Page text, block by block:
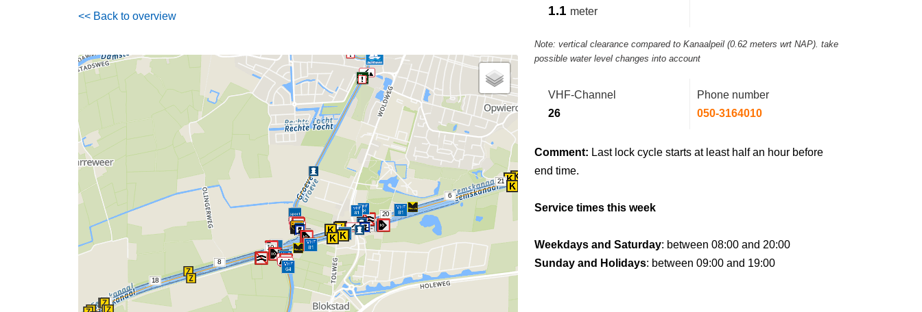
<< Back to overview
6
7
8
9
21
20
18
19
1.1 meter
Note: vertical clearance compared to Kanaalpeil (0.62 meters wrt NAP). take
possible water level changes into account
VHF-Channel
26
Phone number
050-3164010
Comment: Last lock cycle starts at least half an hour before
end time.
Service times this week
Weekdays and Saturday: between 08:00 and 20:00
Sunday and Holidays: between 09:00 and 19:00